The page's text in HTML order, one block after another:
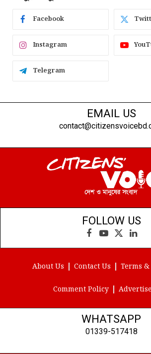
Facebook
Instagram
Telegram
EMAIL US
FOLLOW US
Facebook
YouTube
X
(Twitter)
About Us Contact Us Terms
Comment Policy
WHATSAPP
01339-517418